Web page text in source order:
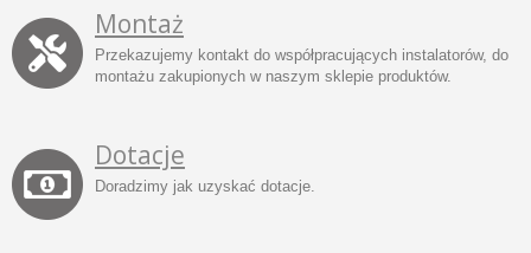
Montaż
Przekazujemy kontakt do współpracujących instalatorów, do
montażu zakupionych w naszym sklepie produktów.
Dotacje
Doradzimy jak uzyskać dotacje.